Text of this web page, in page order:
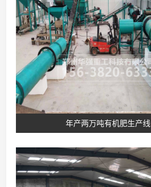
年产两万吨有机肥生产线